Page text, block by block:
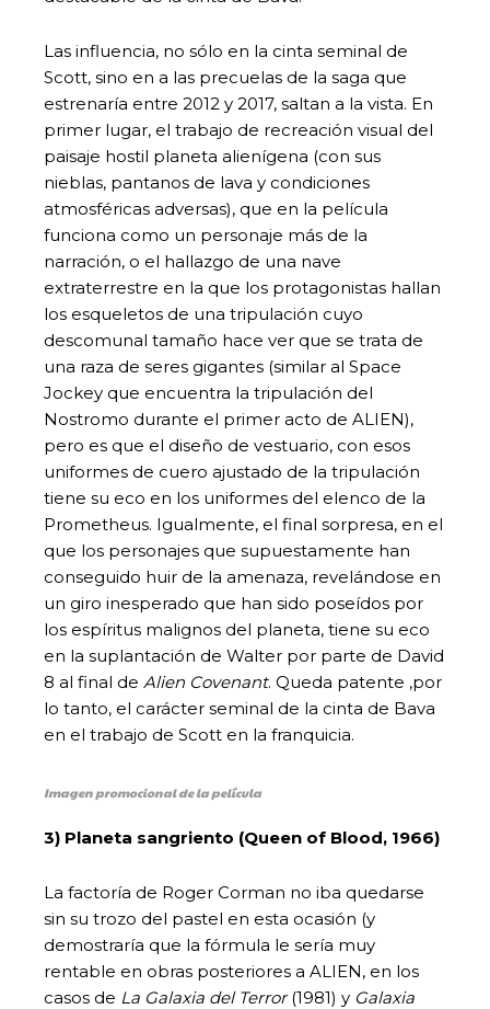
Las influencia, no sólo en la cinta seminal de
Scott, sino en a las precuelas de la saga que
estrenaría entre 2012 y 2017, saltan a la vista. En
primer lugar, el trabajo de recreación visual del
paisaje hostil planeta alienígena (con sus
nieblas, pantanos de lava y condiciones
atmosféricas adversas), que en la película
funciona como un personaje más de la
narración, o el hallazgo de una nave
extraterrestre en la que los protagonistas hallan
los esqueletos de una tripulación cuyo
descomunal tamaño hace ver que se trata de
una raza de seres gigantes (similar al Space
Jockey que encuentra la tripulación del
Nostromo durante el primer acto de ALIEN),
pero es que el diseño de vestuario, con esos
uniformes de cuero ajustado de la tripulación
tiene su eco en los uniformes del elenco de la
Prometheus. Igualmente, el final sorpresa, en el
que los personajes que supuestamente han
conseguido huir de la amenaza, revelándose en
un giro inesperado que han sido poseídos por
los espíritus malignos del planeta, tiene su eco
en la suplantación de Walter por parte de David
8 al final de Alien Covenant. Queda patente ,por
lo tanto, el carácter seminal de la cinta de Bava
en el trabajo de Scott en la franquicia.
Imagen promocional de la película
3) Planeta sangriento (Queen of Blood, 1966)
La factoría de Roger Corman no iba quedarse
sin su trozo del pastel en esta ocasión (y
demostraría que la fórmula le sería muy
rentable en obras posteriores a ALIEN, en los
casos de La Galaxia del Terror(1981) y Galaxia